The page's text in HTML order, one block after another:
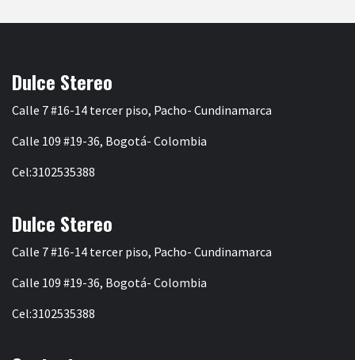
Dulce Stereo
Calle 7 #16-14 tercer piso, Pacho- Cundinamarca
Calle 109 #19-36, Bogotá- Colombia
Cel:3102535388
Dulce Stereo
Calle 7 #16-14 tercer piso, Pacho- Cundinamarca
Calle 109 #19-36, Bogotá- Colombia
Cel:3102535388